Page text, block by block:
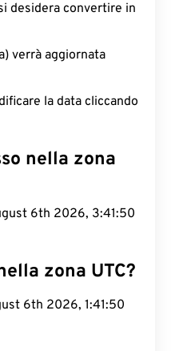
desidera convertire in
verrà aggiornata
la data cliccando
nella zona
6th 2026, 3:41:51
zona UTC?
6th 2026, 1:41:51